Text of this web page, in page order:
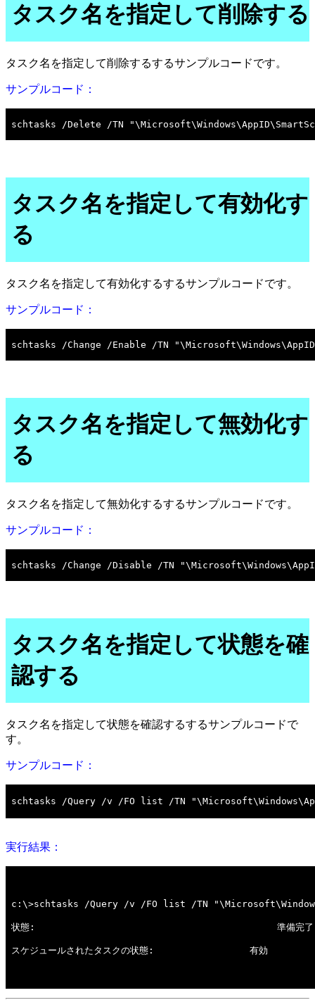
タスク名を指定して削除する
タスク名を指定して削除するするサンプルコードです。
サンプルコード：
タスク名を指定して有効化す
る
タスク名を指定して有効化するするサンプルコードです。
サンプルコード：
タスク名を指定して無効化す
る
タスク名を指定して無効化するするサンプルコードです。
サンプルコード：
タスク名を指定して状態を確
認する
タスク名を指定して状態を確認するするサンプルコードで
す。
サンプルコード：
実行結果：